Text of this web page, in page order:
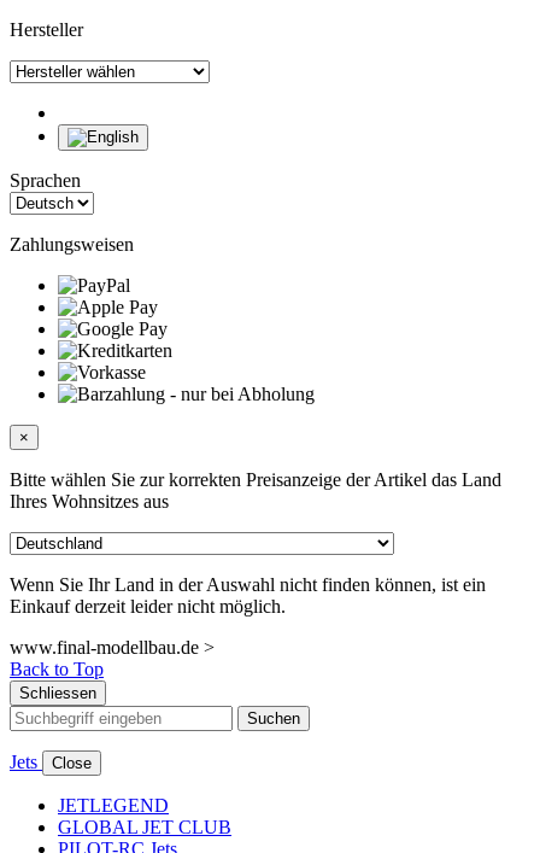
Hersteller
Sprachen
Zahlungsweisen
×
Bitte wählen Sie zur korrekten Preisanzeige der Artikel das Land
Ihres Wohnsitzes aus
Wenn Sie Ihr Land in der Auswahl nicht finden können, ist ein
Einkauf derzeit leider nicht möglich.
www.final-modellbau.de >
Back to Top
Schliessen
Suchen
Jets Close
JETLEGEND
GLOBAL JET CLUB
PILOT-RC Jets